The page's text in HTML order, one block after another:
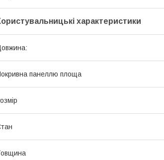
характеристики
панеллю площа